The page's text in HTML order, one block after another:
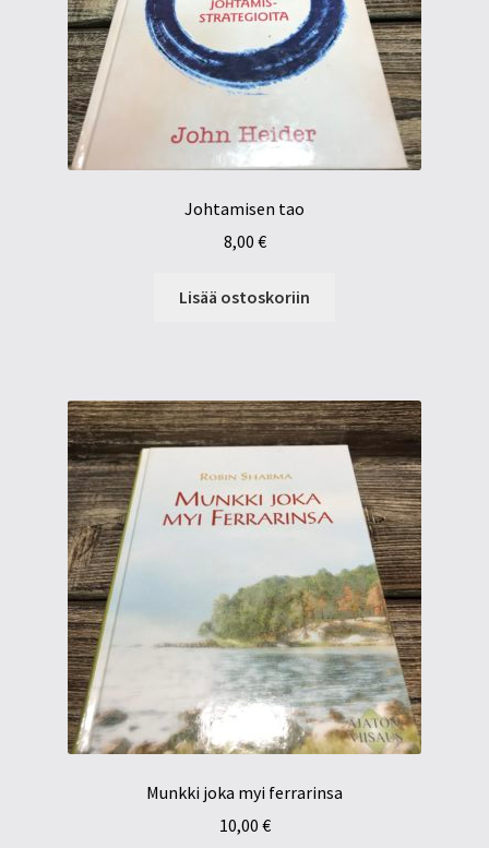
Johtamisen tao
8,00 €
Lisää ostoskoriin
Munkki joka myi ferrarinsa
10,00 €